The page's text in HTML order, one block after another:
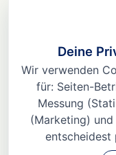
kurze
bringen.
Weiterlesen »